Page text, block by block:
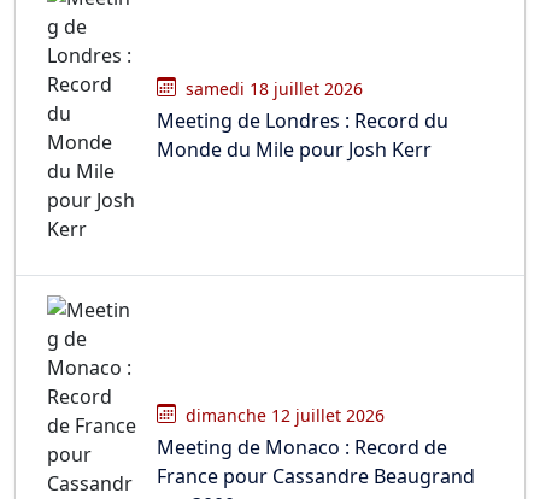
samedi 18 juillet 2026
Meeting de Londres : Record du
Monde du Mile pour Josh Kerr
dimanche 12 juillet 2026
Meeting de Monaco : Record de
France pour Cassandre Beaugrand